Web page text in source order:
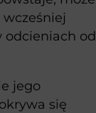
wcześniej
odcieniach od
jego
się